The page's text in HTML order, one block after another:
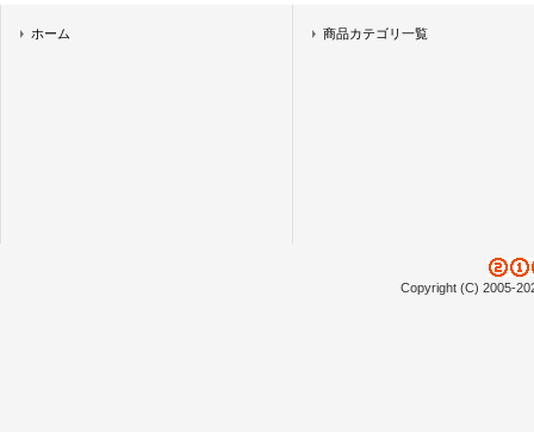
ホーム 商品カテゴリ一覧
Copyright (C) 2005-